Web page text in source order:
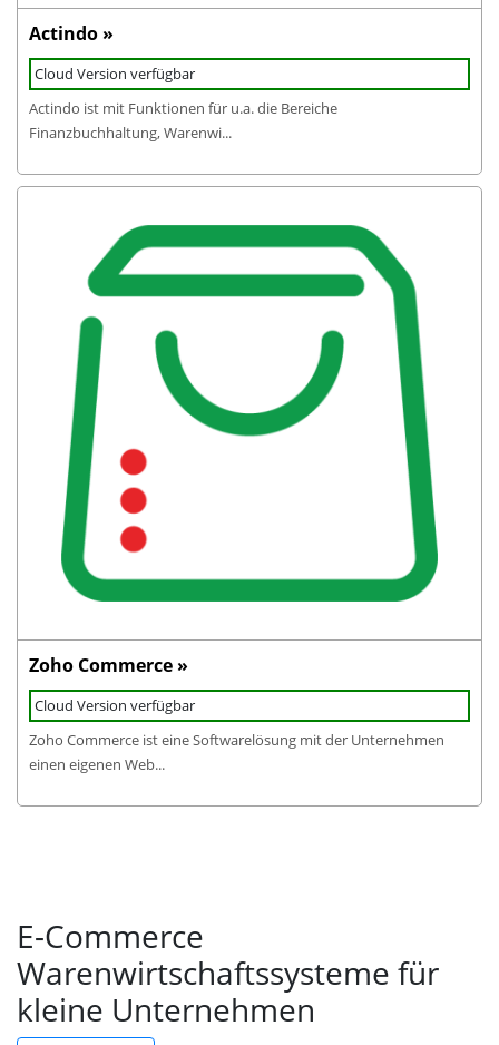
Actindo »
Cloud Version verfügbar
Actindo ist mit Funktionen für u.a. die Bereiche
Finanzbuchhaltung, Warenwi...
Zoho Commerce »
Cloud Version verfügbar
Zoho Commerce ist eine Softwarelösung mit der Unternehmen
einen eigenen Web...
E-Commerce
Warenwirtschaftssysteme für
kleine Unternehmen